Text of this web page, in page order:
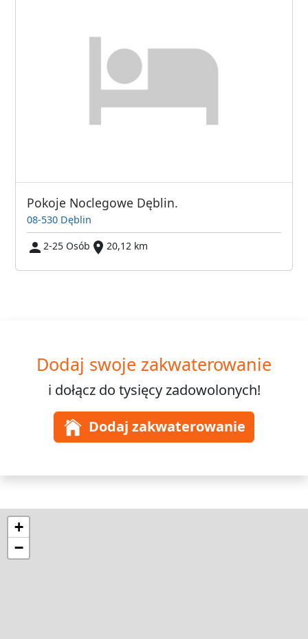
Pokoje Noclegowe Dęblin.
08-530 Dęblin
2-25 Osób
20,12 km
Dodaj swoje zakwaterowanie
i dołącz do tysięcyzadowolonych!
Dodaj zakwaterowanie
+
−